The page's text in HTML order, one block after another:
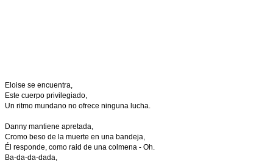
Eloise se encuentra,
Este cuerpo privilegiado,
Un ritmo mundano no ofrece ninguna lucha.
Danny mantiene apretada,
Cromo beso de la muerte en una bandeja,
Él responde, como raid de una colmena - Oh.
Ba-da-da-dada,